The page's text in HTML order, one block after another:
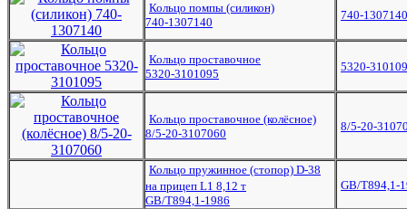
Кольцо помпы (силикон)
740-1307140
740-1307140
Кольцо проставочное
5320-3101095
5320-
Кольцо проставочное (колёсное)
8/5-20-3107060
8/5-20-
Кольцо пружинное (стопор) D-38
на прицеп L1 8,12 т
GB/T894,1-1986
GB/T894,1-